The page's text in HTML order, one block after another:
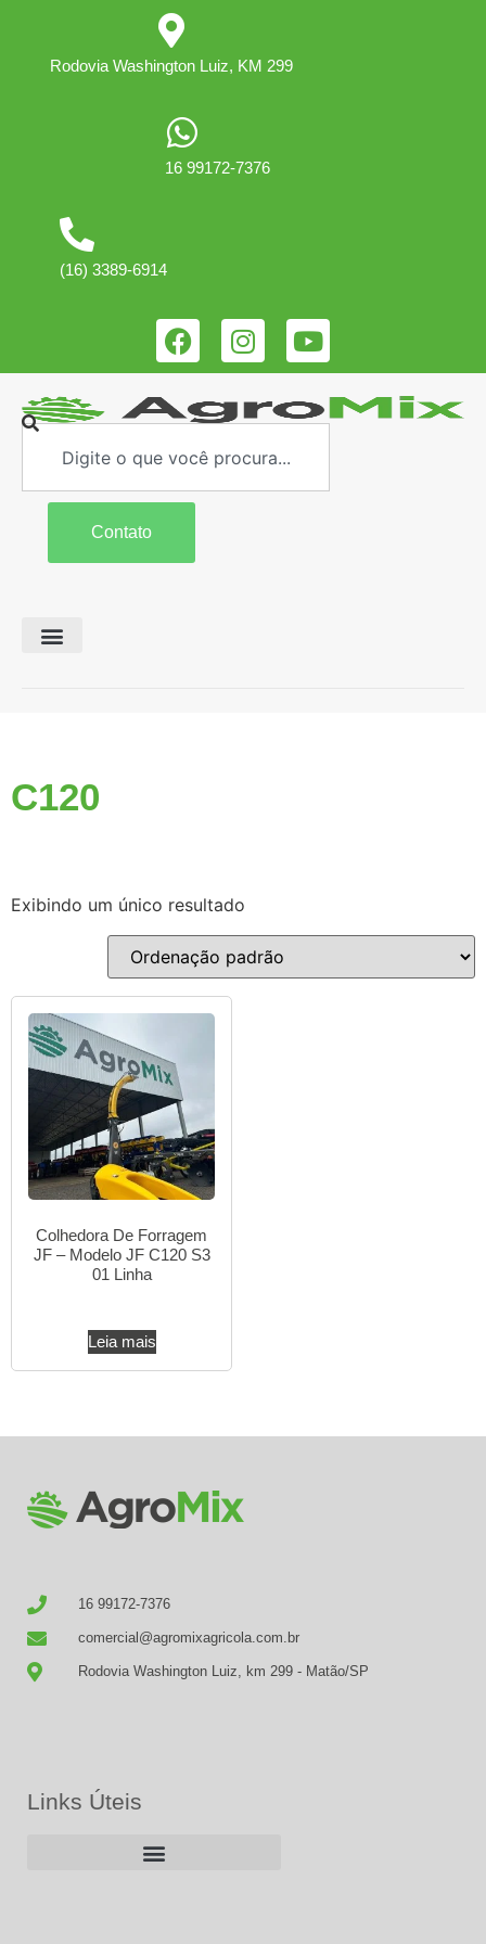
Rodovia Washington Luiz, KM 299
16 99172-7376
(16) 3389-6914
Contato
C120
Exibindo um único resultado
Colhedora De Forragem
JF – Modelo JF C120 S3
01 Linha
Leia mais
16 99172-7376
comercial@agromixagricola.com.br
Rodovia Washington Luiz, km 299 - Matão/SP
Links Úteis